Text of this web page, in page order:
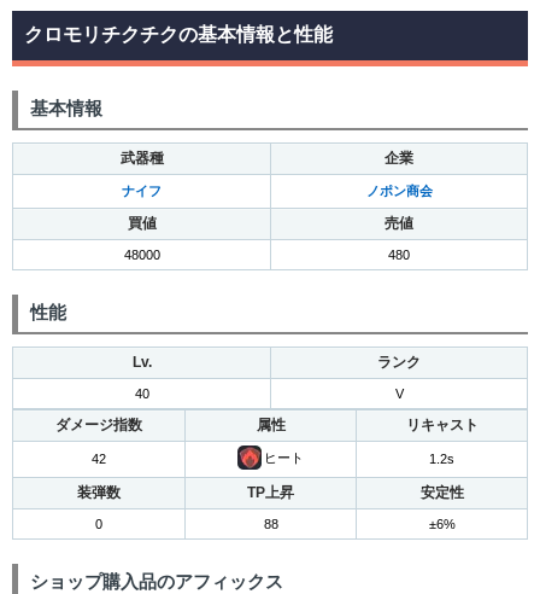
クロモリチクチクの基本情報と性能
基本情報
武器種 企業
ナイフ ノポン商会
買値 売値
48000 480
性能
Lv. ランク
40 V
ダメージ指数 属性 リキャスト
42 ヒート 1.2s
装弾数 TP上昇 安定性
0 88 ±6%
ショップ購入品のアフィックス